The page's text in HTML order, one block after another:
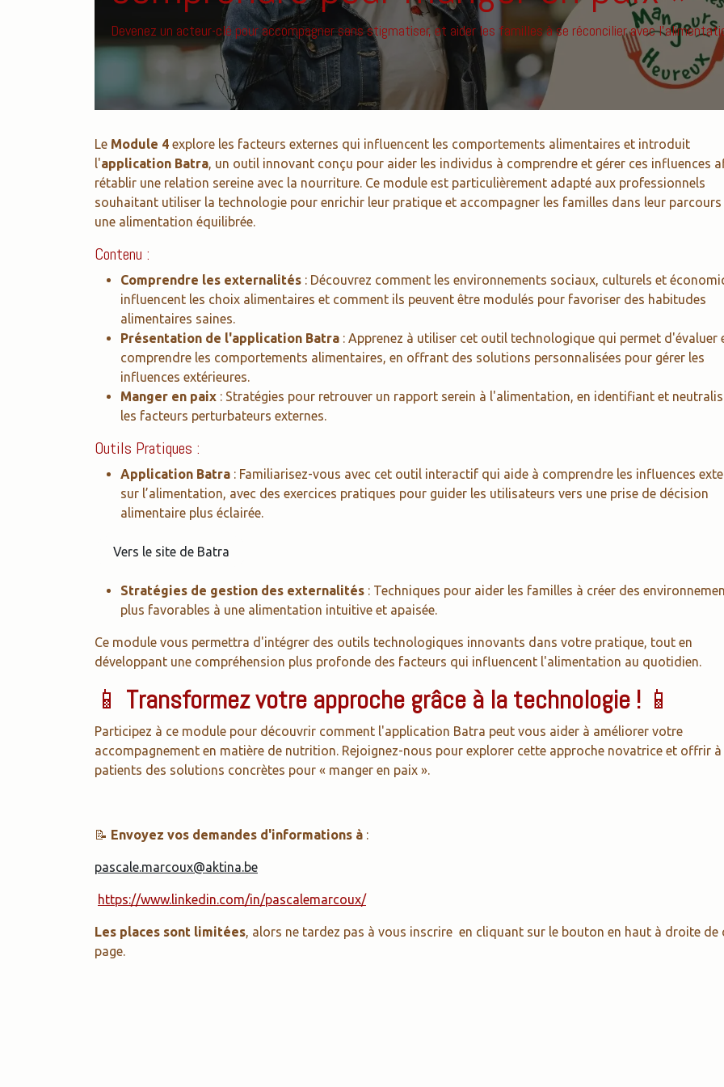
Devenez un acteur-clé pour accompagner sans stigmatiser, et aider les familles à se réconcilier avec
Le Module 4 explore les facteurs externes qui influencent les comportements alimentaires et introduit
l'application Batra, un outil innovant conçu pour aider les individus à comprendre et gérer ces influences
rétablir une relation sereine avec la nourriture. Ce module est particulièrement adapté aux professionnels
souhaitant utiliser la technologie pour enrichir leur pratique et accompagner les familles dans leur parcours
une alimentation équilibrée.
Contenu :
Comprendre les externalités : Découvrez comment les environnements sociaux, culturels et
influencent les choix alimentaires et comment ils peuvent être modulés pour favoriser des habitudes
alimentaires saines.
Présentation de l'application Batra : Apprenez à utiliser cet outil technologique qui permet d'évaluer
comprendre les comportements alimentaires, en offrant des solutions personnalisées pour gérer les
influences extérieures.
Manger en paix : Stratégies pour retrouver un rapport serein à l'alimentation, en identifiant et
les facteurs perturbateurs externes.
Outils Pratiques :
Application Batra : Familiarisez-vous avec cet outil interactif qui aide à comprendre les influences
sur l’alimentation, avec des exercices pratiques pour guider les utilisateurs vers une prise de décision
alimentaire plus éclairée.
Vers le site de Batra
Stratégies de gestion des externalités : Techniques pour aider les familles à créer des
plus favorables à une alimentation intuitive et apaisée.
Ce module vous permettra d'intégrer des outils technologiques innovants dans votre pratique, tout en
développant une compréhension plus profonde des facteurs qui influencent l'alimentation au quotidien.
📱 Transformez votre approche grâce à la technologie ! 📱
Participez à ce module pour découvrir comment l'application Batra peut vous aider à améliorer votre
accompagnement en matière de nutrition. Rejoignez-nous pour explorer cette approche novatrice et offrir à
patients des solutions concrètes pour « manger en paix ».
📝 Envoyez vos demandes d'informations à :
pascale.marcoux@aktina.be
https://www.linkedin.com/in/pascalemarcoux/
Les places sont limitées, alors ne tardez pas à vous inscrire en cliquant sur le bouton en haut à droite de
page.